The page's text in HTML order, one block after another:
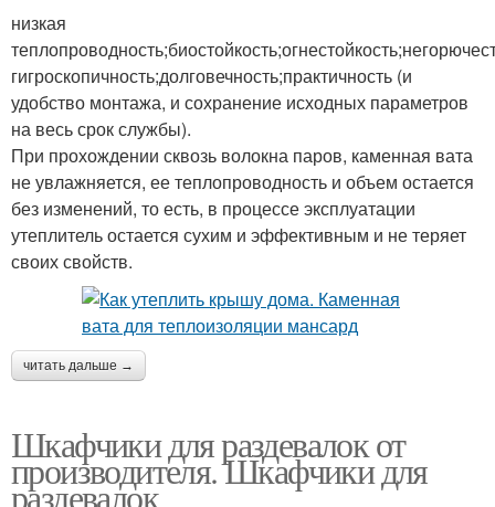
низкая
гигроскопичность;долговечность;практичность (и
удобство монтажа, и сохранение исходных параметров
на весь срок службы).
При прохождении сквозь волокна паров, каменная вата
не увлажняется, ее теплопроводность и объем остается
без изменений, то есть, в процессе эксплуатации
утеплитель остается сухим и эффективным и не теряет
своих свойств.
читать дальше →
Шкафчики для раздевалок от
производителя. Шкафчики для
раздевалок